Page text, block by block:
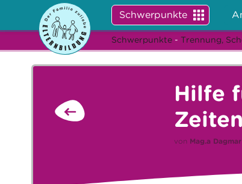
Schwerpunkte
Schwerpunkte - Trennung,
Hilfe
Zeiten
von Mag.a